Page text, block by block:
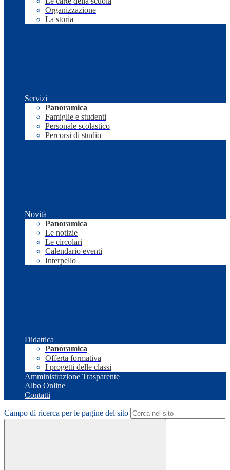
Organizzazione
La storia
Servizi
Panoramica
Famiglie e studenti
Personale scolastico
Percorsi di studio
Novità
Panoramica
Le notizie
Le circolari
Calendario eventi
Interpello
Didattica
Panoramica
Offerta formativa
I progetti delle classi
Amministrazione Trasparente
Albo Online
Contatti
Campo di ricerca per le pagine del sito